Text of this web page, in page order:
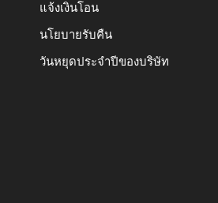
แจ้งเงินโอน
นโยบายรับคืน
วันหยุดประจำปีของบริษัท